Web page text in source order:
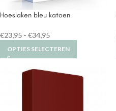
Hoeslaken bleu katoen
€23,95 - €34,95
OPTIES SELECTEREN